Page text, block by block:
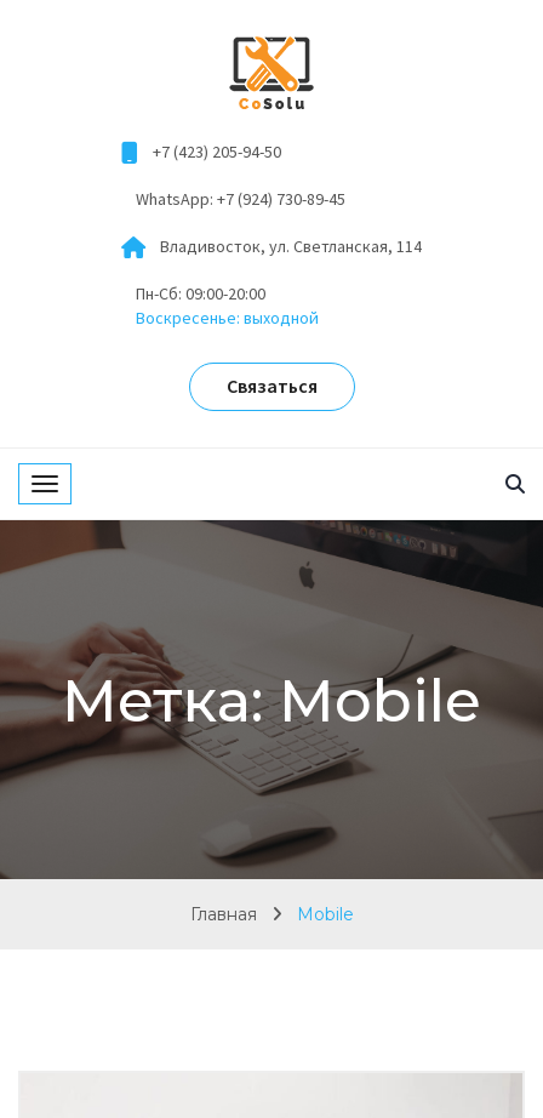
+7 (423) 205-94-50
WhatsApp: +7 (924) 730-89-45
Владивосток, ул. Светланская, 114
Пн-Сб: 09:00-20:00
Воскресенье: выходной
Связаться
Toggle navigation
Метка:Mobile
Главная Mobile